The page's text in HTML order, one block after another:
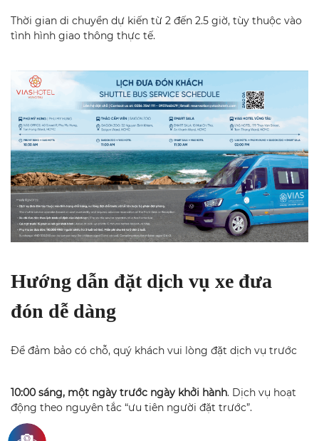
Thời gian di chuyển dự kiến từ 2 đến 2.5 giờ, tùy thuộc vào
tình hình giao thông thực tế.
Hướng dẫn đặt dịch vụ xe đưa
đón dễ dàng
Để đảm bảo có chỗ, quý khách vui lòng đặt dịch vụ trước
10:00 sáng, một ngày trước ngày khởi hành. Dịch vụ hoạt
động theo nguyên tắc “ưu tiên người đặt trước”.